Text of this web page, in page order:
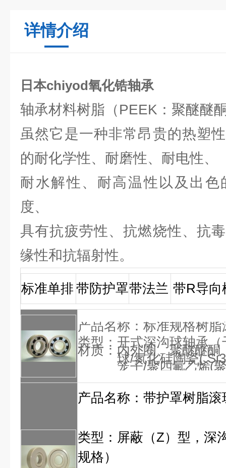
详情介绍
日本chiyod氧化锆轴承
轴承材料树脂（PEEK：聚醚醚
虽然它是一种非常昂贵的热塑
的耐化学性、耐磨性、耐电性、
耐水解性、耐高温性以及出
度、
具有抗疲劳性、抗燃烧性、抗
缘性和抗辐射性。
标准单排 带防护罩带法兰 带R导向
产品名称： 标准规格树脂
类型：开式深沟球轴承
材质：内外圈、聚醚醚酮
球/氮化硅陶瓷(
笼子/聚四氟乙烯(
产品名称： 带护罩树脂滚
类型：屏蔽（Z）型，深
规格）